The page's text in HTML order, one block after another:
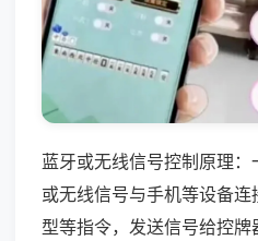
蓝牙或无线信号控制原理
或无线信号与手机等设备
型等指令，发送信号给控